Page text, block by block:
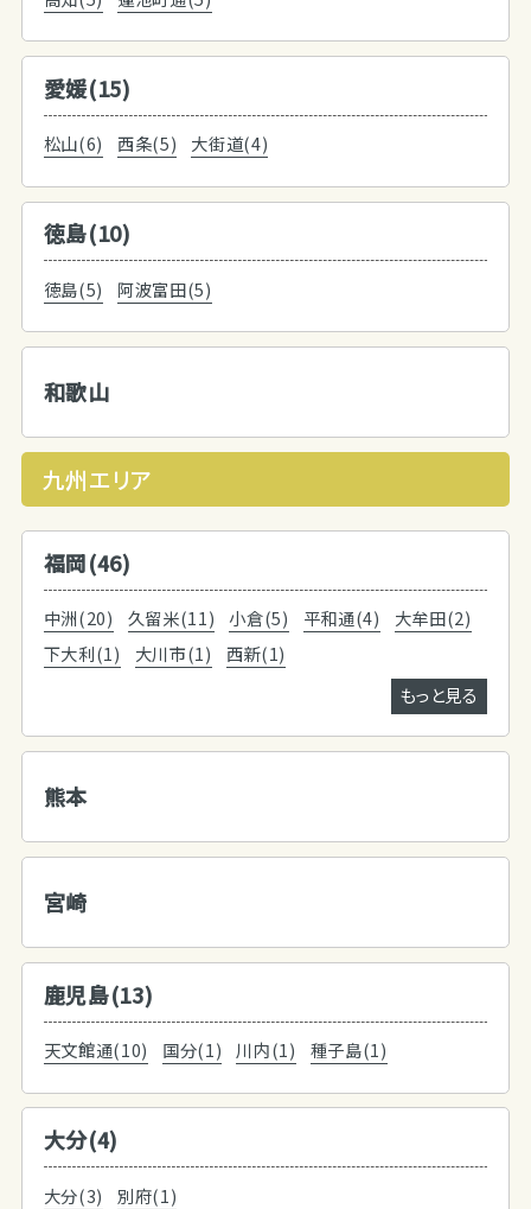
愛媛(15)
松山(6) 西条(5) 大街道(4)
徳島(10)
徳島(5) 阿波富田(5)
和歌山
九州エリア
福岡(46)
中洲(20) 久留米(11) 小倉(5) 平和通(4)
大牟田(2)
下大利(1)
大川市(1)
西新(1)
もっと見る
熊本
宮崎
鹿児島(13)
天文館通(10) 国分(1) 川内(1) 種子島(1)
大分(4)
大分(3) 別府(1)